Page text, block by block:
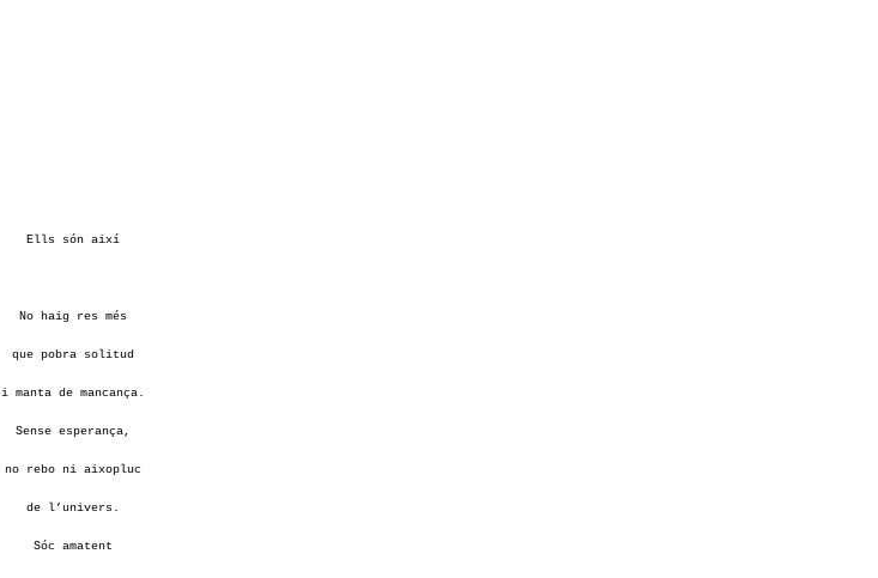
Ells són així
No haig res més
que pobra solitud
i manta de mancança.
Sense esperança,
no rebo ni aixopluc
de l’univers.
Sóc amatent